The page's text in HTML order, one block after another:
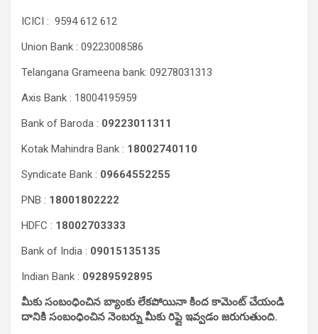
ICICI : 9594 612 612
Union Bank : 09223008586
Telangana Grameena bank: 09278031313
Axis Bank : 18004195959
Bank of Baroda : 09223011311
Kotak Mahindra Bank : 18002740110
Syndicate Bank : 09664552255
PNB : 18001802222
HDFC : 18002703333
Bank of India : 09015135135
Indian Bank : 09289592895
మీకు సంబంధించిన బ్యాంకు లేకపోయినా కింద కామెంట్ చేయండి
దానికి సంబంధించిన నెంబర్ను మీకు రిప్లై ఇవ్వడం జరుగుతుంది.